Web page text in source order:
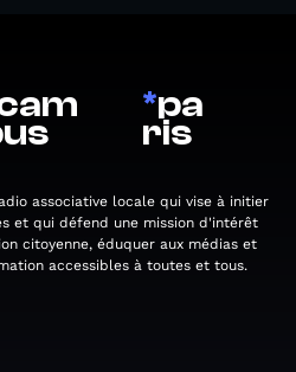
*pa
ris
associative locale qui vise à initier
et qui défend une mission d'intérêt
citoyenne, éduquer aux médias et
accessibles à toutes et tous.